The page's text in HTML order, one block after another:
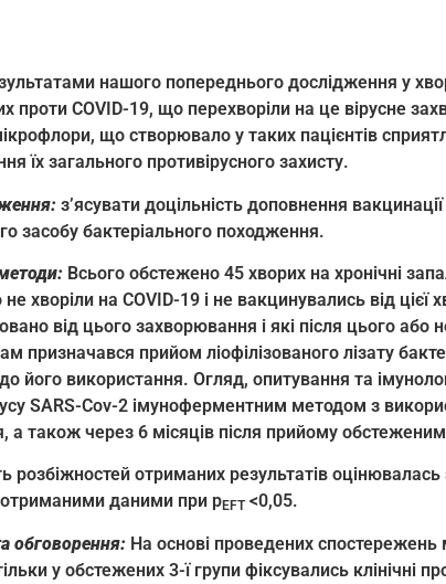
нашого попереднього дослідження у
проти COVID-19, що перехворіли на це вірусне
що створювало у таких пацієнтів
їх загального противірусного захисту.
з’ясувати доцільність доповнення
засобу бактеріального походження.
Всього обстежено 45 хворих на хронічні
хворіли на COVID-19 і не вакцинувались від
від цього захворювання і які після цього
призначався прийом ліофілізованого лізату
його використання. Огляд, опитування та
SARS-Cov-2 імуноферментним методом з
а також через 6 місяців після прийому
розбіжностей отриманих результатів
отриманими даними при рEFT<0,05.
обговорення: На основі проведених
у обстежених 3-ї групи фіксувались